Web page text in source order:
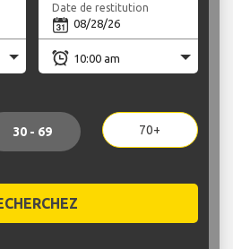
Date de restitution
30 - 69 70+